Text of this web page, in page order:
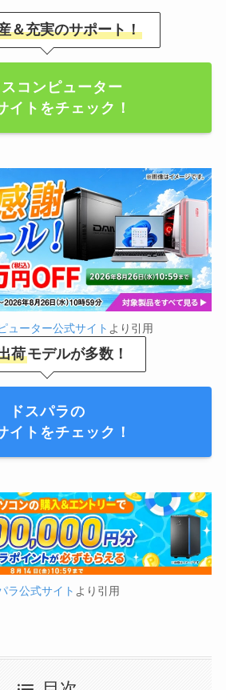
＆充実のサポート！
コンピューター
イトをチェック！
ューター公式サイト より引用
荷モデルが多数！
ドスパラの
イトをチェック！
ラ公式サイト より引用